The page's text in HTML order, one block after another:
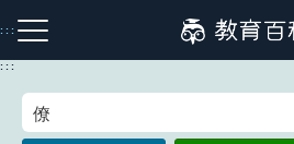
到
主
:::
注音索引圖示 筆畫索引圖示
:::